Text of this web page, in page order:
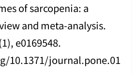
of sarcopenia: a
and meta-analysis.
e0169548.
10.1371/journal.pone.01